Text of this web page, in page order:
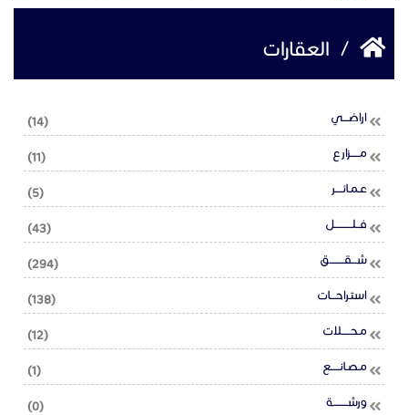
/ العقارات
(14) اراضـــي
(11) مـــــزارع
(5) عـمـائــــر
(43) فــلــــــــــل
(294) شـــقــــــــق
(138) استـراحـــات
(12) مـحـــــلات
(1) مـصـانـــــع
(0) ورشــــــــة